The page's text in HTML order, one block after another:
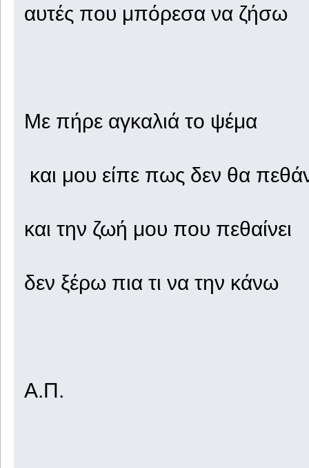
αυτές που μπόρεσα να ζήσω
Με πήρε αγκαλιά το ψέμα
και μου είπε πως δεν θα
και την ζωή μου που πεθαίνει
δεν ξέρω πια τι να την κάνω
Α.Π.